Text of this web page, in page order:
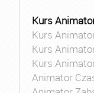
Kurs
Kurs
Kurs
Kurs
Animator